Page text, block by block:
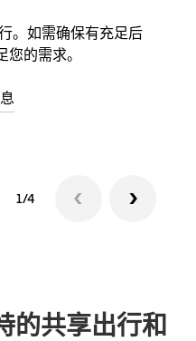
。如需确保有充足后
的需求。
1/4
的共享出行和